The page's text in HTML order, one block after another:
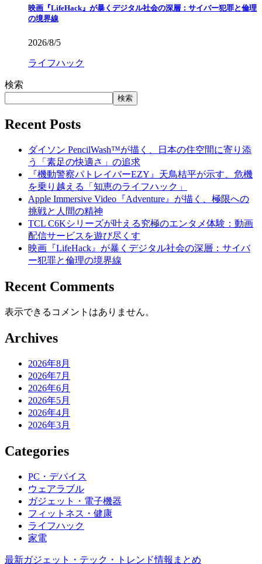
映画『LifeHack』が暴くデジタル社会の深層：サイバー犯罪と倫理
の境界線
2026/8/5
ライフハック
検索
検索
Recent Posts
ダイソン PencilWash™が描く、日本の住空間に寄り添
う「素足の快適さ」の追求
『機動警察パトレイバーEZY』天鳥桔平が示す、危機
を乗り越える「知恵のライフハック」
Apple Immersive Video『Adventure』が描く、極限への
挑戦と人間の精神
TCL C6Kシリーズが叶える究極のエンタメ体験：動画
配信サービスを遊び尽くす
映画『LifeHack』が暴くデジタル社会の深層：サイバ
ー犯罪と倫理の境界線
Recent Comments
表示できるコメントはありません。
Archives
2026年8月
2026年7月
2026年6月
2026年5月
2026年4月
2026年3月
Categories
PC・デバイス
ウェアラブル
ガジェット・電子機器
フィットネス・健康
ライフハック
家電
最新ガジェット・テック・トレンド情報まとめ